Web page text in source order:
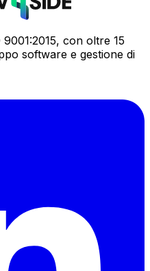
con oltre 15
software e gestione di